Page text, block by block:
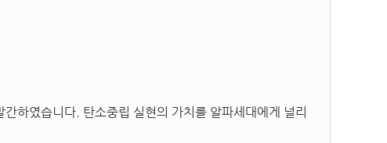
하였습니다. 탄소중립 실현의 가치를 알파세대에게 널리